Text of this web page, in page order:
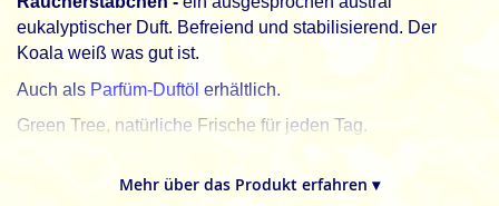
eukalyptischer Duft. Befreiend und stabilisierend. Der
Koala weiß was gut ist.
Auch als Parfüm-Duftöl erhältlich.
Green Tree, natürliche Frische für jeden Tag.
natürlich und in Handarbeit gefertigte Qualitätsprodukte,
Mehr über das Produkt erfahren ▾